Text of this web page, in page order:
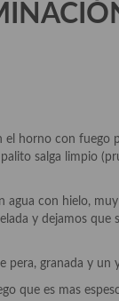
horno con fuego
salga limpio
agua con hielo,
y dejamos
pera, granada y
es mas espeso